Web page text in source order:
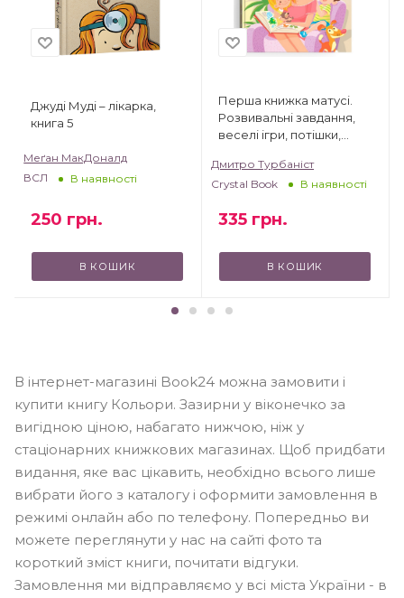
Джуді Муді – лікарка,
книга 5
Меґан МакДоналд
ВСЛ
В наявності
250 грн.
В КОШИК
Перша книжка матусі.
Розвивальні завдання,
веселі ігри, потішки,
Дмитро Турбаніст
Crystal Book
В наявності
335 грн.
В КОШИК
В інтернет-магазині Book24 можна замовити і
купити книгу Кольори. Зазирни у віконечко за
вигідною ціною, набагато нижчою, ніж у
стаціонарних книжкових магазинах. Щоб придбати
видання, яке вас цікавить, необхідно всього лише
вибрати його з каталогу і оформити замовлення в
режимі онлайн або по телефону. Попередньо ви
можете переглянути у нас на сайті фото та
короткий зміст книги, почитати відгуки.
Замовлення ми відправляємо у всі міста України - в